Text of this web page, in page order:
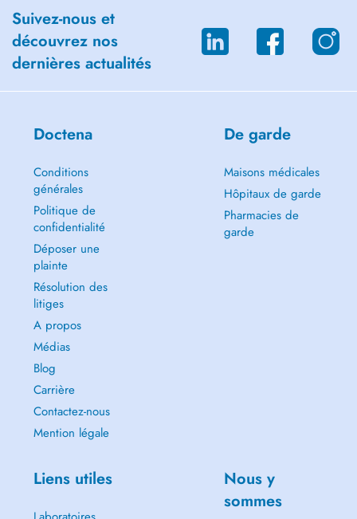
Suivez-nous et
découvrez nos
dernières actualités
Doctena
Conditions
générales
Politique de
confidentialité
Déposer une
plainte
Résolution des
litiges
A propos
Médias
Blog
Carrière
Contactez-nous
Mention légale
De garde
Maisons médicales
Hôpitaux de garde
Pharmacies de
garde
Liens utiles
Nous y
sommes